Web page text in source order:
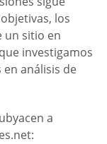
los
un sitio en
investigamos
análisis de
a